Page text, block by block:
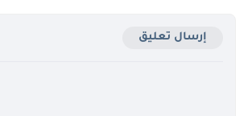
إرسال تعليق